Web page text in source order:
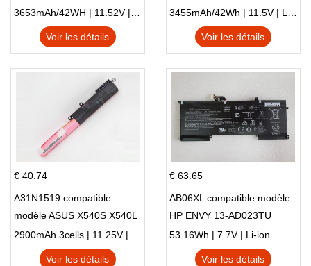
X705NC X705UA X705UV
X705UN X705UD
3653mAh/42WH | 11.52V | Li-ion ...
Voir les détails
E410MA L410MA
3455mAh/42Wh | 11.5V | Li-ion ...
Voir les détails
€ 40.74
A31N1519 compatible
modèle ASUS X540S X540L
X540LA-SI302 X540SA
X540S
2900mAh 3cells | 11.25V | Li-ion ...
Voir les détails
€ 63.65
AB06XL compatible modèle
HP ENVY 13-AD023TU
HSTNN-DB8C 921438-855
TPN-I128
53.16Wh | 7.7V | Li-ion ...
Voir les détails